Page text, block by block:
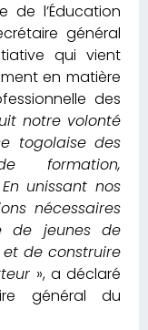
de l’Éducation
général
qui vient
en matière
des
notre volonté
togolaise des
formation,
unissant nos
nécessaires
de jeunes de
de construire
», a déclaré
général du